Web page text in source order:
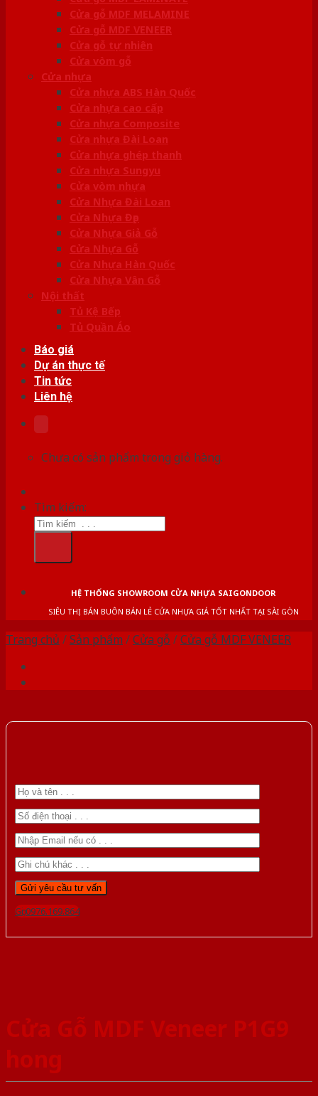
Cửa gỗ MDF MELAMINE
Cửa gỗ MDF VENEER
Cửa gỗ tự nhiên
Cửa vòm gỗ
Cửa nhựa
Cửa nhựa ABS Hàn Quốc
Cửa nhựa cao cấp
Cửa nhựa Composite
Cửa nhựa Đài Loan
Cửa nhựa ghép thanh
Cửa nhựa Sungyu
Cửa vòm nhựa
Cửa Nhựa Đài Loan
Cửa Nhựa Đẹp
Cửa Nhựa Giả Gỗ
Cửa Nhựa Gỗ
Cửa Nhựa Hàn Quốc
Cửa Nhựa Vân Gỗ
Nội thất
Tủ Kệ Bếp
Tủ Quần Áo
Báo giá
Dự án thực tế
Tin tức
Liên hệ
Chưa có sản phẩm trong giỏ hàng.
Tìm kiếm:
HỆ THỐNG SHOWROOM CỬA NHỰA SAIGONDOOR
SIÊU THỊ BÁN BUÔN BÁN LẺ CỬA NHỰA GIÁ TỐT NHẤT TẠI SÀI GÒN
Trang chủ /Sản phẩm /Cửa gỗ /Cửa gỗ MDF VENEER
Gọi 0976.169.864
Cửa Gỗ MDF Veneer P1G9
hong